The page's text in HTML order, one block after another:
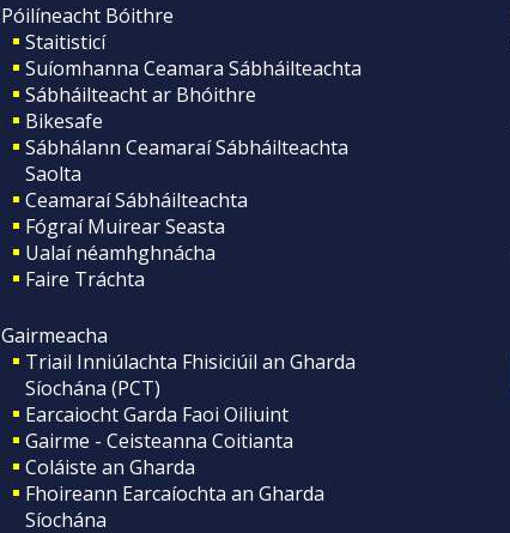
Póilíneacht Bóithre
Staitisticí
Suíomhanna Ceamara Sábháilteachta
Sábháilteacht ar Bhóithre
Bikesafe
Sábhálann Ceamaraí Sábháilteachta
Saolta
Ceamaraí Sábháilteachta
Fógraí Muirear Seasta
Ualaí néamhghnácha
Faire Tráchta
Gairmeacha
Triail Inniúlachta Fhisiciúil an Gharda
Síochána (PCT)
Earcaiocht Garda Faoi Oiliuint
Gairme - Ceisteanna Coitianta
Coláiste an Gharda
Fhoireann Earcaíochta an Gharda
Síochána